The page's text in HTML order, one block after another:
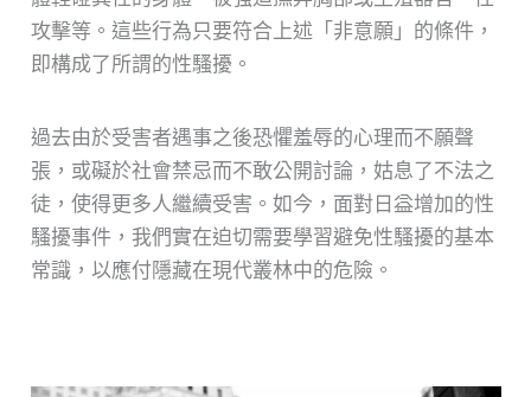
攻擊等。這些行為只要符合上述「非意願」的條件，
即構成了所謂的性騷擾。
過去由於受害者遇事之後恐懼羞辱的心理而不願聲
張，或礙於社會禁忌而不敢公開討論，姑息了不法之
徒，使得更多人繼續受害。如今，面對日益增加的性
騷擾事件，我們實在迫切需要學習避免性騷擾的基本
常識，以應付隱藏在現代叢林中的危險。